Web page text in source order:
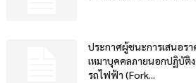
ประกาศผู้ชนะการเสนอรา
เหมาบุคคลภายนอกปฏิบัติ
รถไฟฟ้า (Fork...